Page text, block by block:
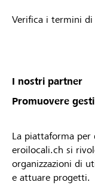
Verifica i termini
I nostri partner
Promuovere
La piattaforma per
eroilocali.ch si
organizzazioni di
e attuare progetti.